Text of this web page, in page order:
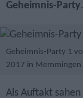
Geheimnis-Party.
Geheimnis-Party 1
2017 in Memmingen
Als Auftakt